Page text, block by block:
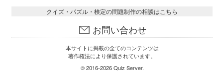
クイズ・パズル・検定の問題制作の相談はこちら
お問い合わせ
本サイトに掲載の全てのコンテンツは
著作権法により保護されています。
© 2016-2026Quiz Server.